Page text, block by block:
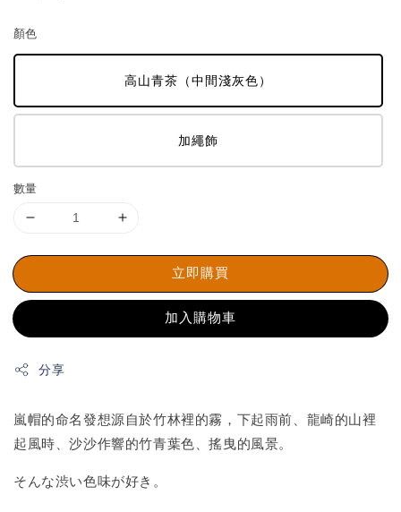
顏色
高山青茶（中間淺灰色）
加繩飾
數量
立即購買
加入購物車
分享
嵐帽的命名發想源自於竹林裡的霧，下起雨前、龍崎的山裡
起風時、沙沙作響的竹青葉色、搖曳的風景。
そんな渋い色味が好き。